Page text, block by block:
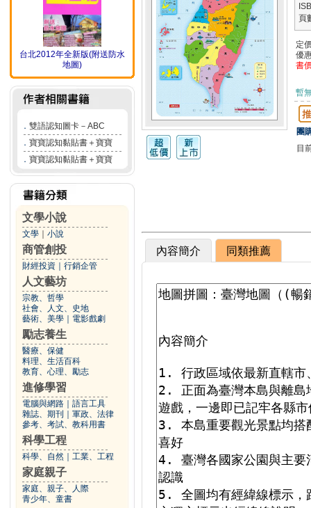
台北2012年全新版(附送防水
地圖)
． 雙語認知圖卡－ABC
． 寶寶認知黏貼書＋寶寶
． 寶寶認知黏貼書＋寶寶
文學小說
文學 小說
商管創投
財經投資 行銷企管
人文藝坊
宗教、哲學
社會、人文、史地
藝術、美學
電影戲劇
勵志養生
醫療、保健
料理、生活百科
教育、心理、勵志
進修學習
電腦與網路
語言工具
雜誌、期刊
軍政、法律
參考、考試、教科用書
科學工程
科學、自然 工業、工程
家庭親子
家庭、親子、人際
青少年、童書
頁
定
優
書
暫
團
目
內容簡介 同類推薦